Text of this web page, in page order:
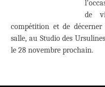
de
compétition et de
salle, au Studio des
le 28 novembre prochain.